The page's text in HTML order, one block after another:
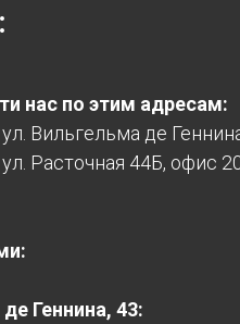
нас по этим адресам:
ул. Вильгельма де
ул. Расточная 44Б, офис
Геннина, 43: